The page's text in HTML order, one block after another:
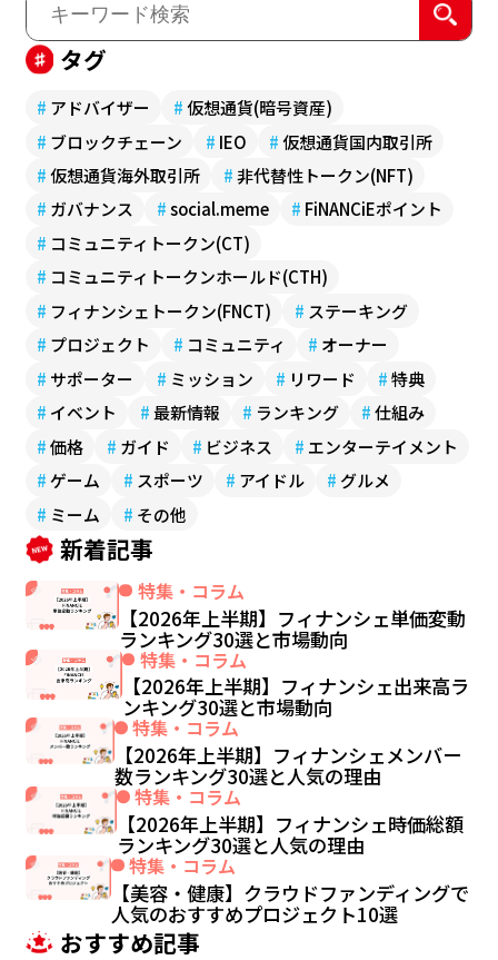
タグ
# アドバイザー #仮想通貨(暗号資産)
# ブロックチェーン # IEO #仮想通貨国内取引所
#仮想通貨海外取引所 #非代替性トークン(NFT)
# ガバナンス #social.meme # FiNANCiEポイント
# コミュニティトークン(CT)
# コミュニティトークンホールド(CTH)
# フィナンシェトークン(FNCT) # ステーキング
# プロジェクト # コミュニティ # オーナー
# サポーター # ミッション # リワード #特典
# イベント #最新情報 # ランキング #仕組み
#価格 # ガイド # ビジネス # エンターテイメント
# ゲーム # スポーツ # アイドル # グルメ
# ミーム # その他
新着記事
特集・コラム
【2026年上半期】フィナンシェ単価変動
ランキング30選と市場動向
特集・コラム
【2026年上半期】フィナンシェ出来高ラ
ンキング30選と市場動向
特集・コラム
【2026年上半期】フィナンシェメンバー
数ランキング30選と人気の理由
特集・コラム
【2026年上半期】フィナンシェ時価総額
ランキング30選と人気の理由
特集・コラム
【美容・健康】クラウドファンディングで
人気のおすすめプロジェクト10選
おすすめ記事